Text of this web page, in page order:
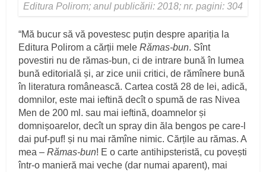
Editura Polirom; anul publicării: 2018; nr. pagini: 304
“Mă bucur să vă povestesc puțin despre apariția la
Editura Polirom a cărții meleRămas-bun. Sînt
povestiri nu de rămas-bun, ci de intrare bună în lumea
bună editorială și, ar zice unii critici, de rămînere bună
în literatura românească. Cartea costă 28 de lei, adică,
domnilor, este mai ieftină decît o spumă de ras Nivea
Men de 200 ml. sau mai ieftină, doamnelor și
domnișoarelor, decît un spray din ăla bengos pe care-l
dai puf-puf! și nu mai rămîne nimic. Cărțile au rămas. A
mea –Rămas-bun! E o carte antihipsteristă, cu povești
într-o manieră mai veche (dar numai aparent), mai